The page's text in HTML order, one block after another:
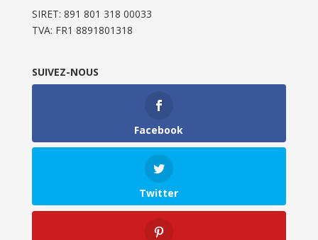
SIRET: 891 801 318 00033
TVA: FR1 8891801318
SUIVEZ-NOUS
Facebook
Twitter